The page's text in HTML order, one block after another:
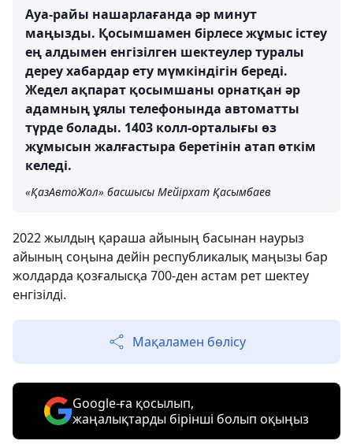
Ауа-райы нашарлағанда әр минут
маңызды. Қосымшамен бірлесе жұмыс істеу
ең алдымен енгізілген шектеулер туралы
дереу хабардар ету мүмкіндігін береді.
Жедел ақпарат қосымшаны орнатқан әр
адамның ұялы телефонында автоматты
түрде болады. 1403 колл-орталығы өз
жұмысын жалғастыра беретінін атап өткім
келеді.
«ҚазАвтоЖол» басшысы Мейірхат Қасымбаев
2022 жылдың қараша айының басынан наурыз
айының соңына дейін республикалық маңызы бар
жолдарда қозғалысқа 700-ден астам рет шектеу
енгізілді.
Мақаламен бөлісу
Google-ға қосылып,
жаңалықтарды бірінші болып оқыңыз